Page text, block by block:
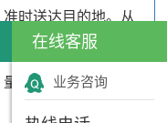
时送达目的地。从
身定制物流方案，
在线客服
业务咨询